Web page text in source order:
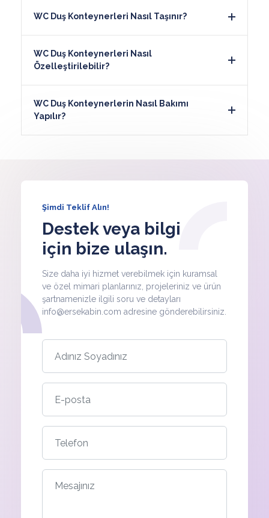
WC Duş Konteynerleri Nasıl Taşınır?
WC Duş Konteynerleri Nasıl
Özelleştirilebilir?
WC Duş Konteynerlerin Nasıl Bakımı
Yapılır?
Şimdi Teklif Alın!
Destek veya bilgi
için bize ulaşın.
Size daha iyi hizmet verebilmek için kuramsal
ve özel mimari planlarınız, projeleriniz ve ürün
şartnamenizle ilgili soru ve detayları
info@ersekabin.com adresine gönderebilirsiniz.